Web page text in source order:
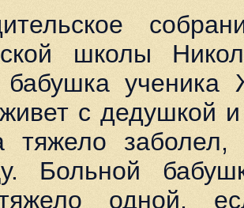
школы
бабушка
с дедушкой
тяжело заболел,
Больной
одной,